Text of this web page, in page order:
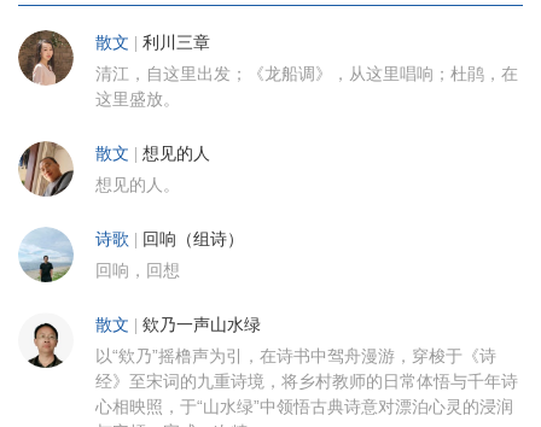
散文 利川三章
清江，自这里出发；《龙船调》，从这里唱响；杜鹃，在
这里盛放。
散文 想见的人
想见的人。
诗歌 回响（组诗）
回响，回想
散文 欸乃一声山水绿
以“欸乃”摇橹声为引，在诗书中驾舟漫游，穿梭于《诗
经》至宋词的九重诗境，将乡村教师的日常体悟与千年诗
心相映照，于“山水绿”中领悟古典诗意对漂泊心灵的浸润